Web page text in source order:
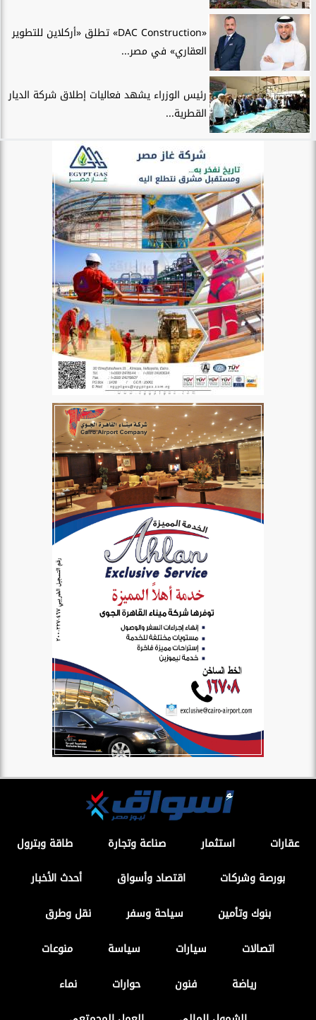
«DAC Construction» تطلق «أركلاين للتطوير
العقاري» في مصر...
رئيس الوزراء يشهد فعاليات إطلاق شركة الديار
القطرية...
عقارات استثمار صناعة وتجارة
طاقة وبترول
بورصة وشركات
اقتصاد وأسواق
أحدث الأخبار
بنوك وتأمين
سياحة وسفر
نقل وطرق
اتصالات
سيارات سياسة
منوعات
رياضة
فنون حوارات
نماء